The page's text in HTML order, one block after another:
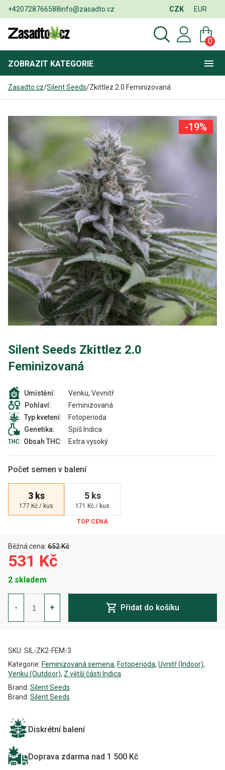
+420728766588info@zasadto.cz CZK EUR
0
ZOBRAZIT KATEGORIE
Zasadto.cz/Silent Seeds/Zkittlez 2.0 Feminizovaná
Silent Seeds Zkittlez 2.0
Feminizovaná
Umístění:
Venku, Vevnitř
Pohlaví:
Feminizovaná
Typ kvetení:
Fotoperioda
Genetika:
Spíš Indica
Obsah THC:
Extra vysoký
Počet semen v balení
3 ks
177 Kč / kus
5 ks
171 Kč / kus
Běžná cena: 652 Kč
-19%
531 Kč
2 skladem
-
Zkittlez
2.0
Feminizovaná
množství
+ Přidat do košíku
SKU: SIL-ZK2-FEM-3
Kategorie: Feminizovaná semena, Fotoperioda, Uvnitř (Indoor),
Venku (Outdoor), Z větší části Indica
Brand: Silent Seeds
Brand: Silent Seeds
Diskrétní balení
Doprava zdarma nad 1 500 Kč